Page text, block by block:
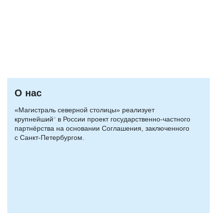
О нас
«Магистраль северной столицы» реализует
крупнейший* в России проект государственно-частного
партнёрства на основании Соглашения, заключенного
с Санкт-Петербургом.